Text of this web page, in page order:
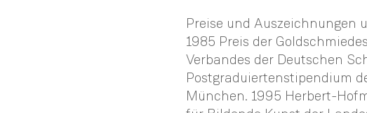
Preise und Auszeichnungen
1985 Preis der
Verbandes der Deutschen
Postgraduiertenstipendium
München. 1995 Herbert-